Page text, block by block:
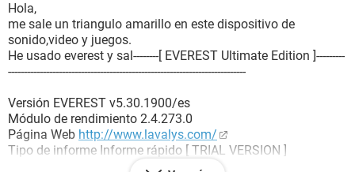
Hola,
me sale un triangulo amarillo en este dispositivo de
sonido,video y juegos.
He usado everest y sal--------[ EVEREST Ultimate Edition ]---------
---------------------------------------------------------------------------
Versión EVEREST v5.30.1900/es
Módulo de rendimiento 2.4.273.0
Página Web http://www.lavalys.com/
Tipo de informe Informe rápido [ TRIAL VERSION ]
Computadora USUARIO1